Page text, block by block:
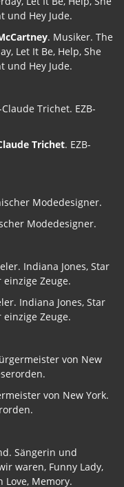
. Musiker. The
Let It Be, Help, She
und Hey Jude.
Trichet. EZB-
Modedesigner.
Indiana Jones, Star
Zeuge.
von New York.